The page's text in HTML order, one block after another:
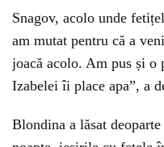
Snagov, acolo unde
am mutat pentru că a
joacă acolo. Am pus și o
Izabelei îi place apa”, a
Blondina a lăsat